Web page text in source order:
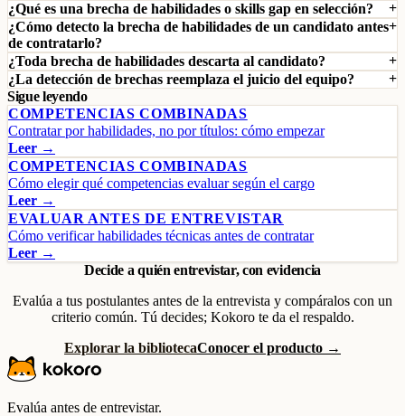
¿Qué es una brecha de habilidades o skills gap en selección?
¿Cómo detecto la brecha de habilidades de un candidato antes
de contratarlo?
¿Toda brecha de habilidades descarta al candidato?
¿La detección de brechas reemplaza el juicio del equipo?
Sigue leyendo
COMPETENCIAS COMBINADAS
Contratar por habilidades, no por títulos: cómo empezar
Leer →
COMPETENCIAS COMBINADAS
Cómo elegir qué competencias evaluar según el cargo
Leer →
EVALUAR ANTES DE ENTREVISTAR
Cómo verificar habilidades técnicas antes de contratar
Leer →
Decide a quién entrevistar, con evidencia
Evalúa a tus postulantes antes de la entrevista y compáralos con un
criterio común. Tú decides; Kokoro te da el respaldo.
Explorar la bibliotecaConocer el producto →
Evalúa antes de entrevistar.